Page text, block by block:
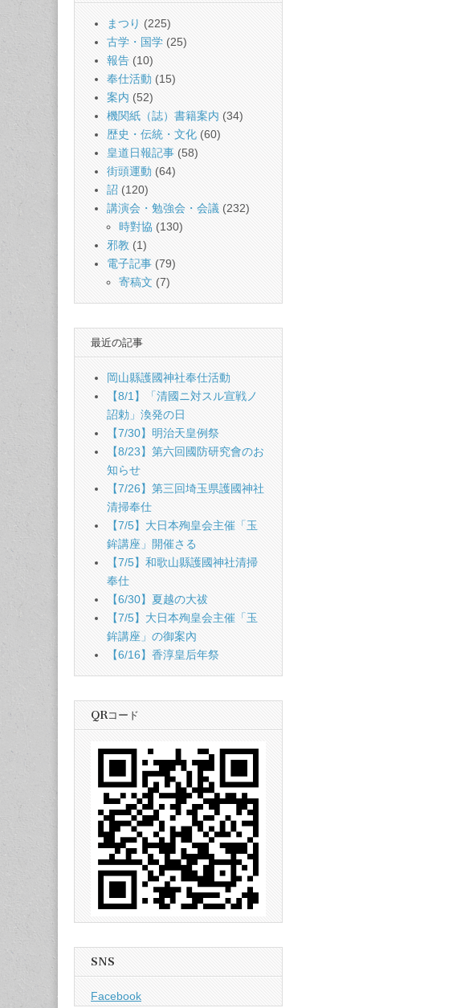
まつり (225)
古学・国学 (25)
報告 (10)
奉仕活動 (15)
案内 (52)
機関紙（誌）書籍案内 (34)
歴史・伝統・文化 (60)
皇道日報記事 (58)
街頭運動 (64)
詔 (120)
講演会・勉強会・会議 (232)
時對協 (130)
邪教 (1)
電子記事 (79)
寄稿文 (7)
最近の記事
岡山縣護國神社奉仕活動
【8/1】「清國ニ対スル宣戦ノ
詔勅」渙発の日
【7/30】明治天皇例祭
【8/23】第六回國防研究會のお
知らせ
【7/26】第三回埼玉県護國神社
清掃奉仕
【7/5】大日本殉皇会主催「玉
鉾講座」開催さる
【7/5】和歌山縣護國神社清掃
奉仕
【6/30】夏越の大祓
【7/5】大日本殉皇会主催「玉
鉾講座」の御案內
【6/16】香淳皇后年祭
QRコード
SNS
Facebook